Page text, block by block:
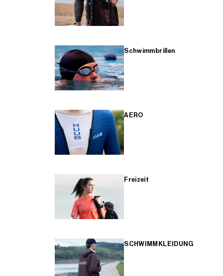
Schwimmbrillen
AERO
Freizeit
SCHWIMMKLEIDUNG